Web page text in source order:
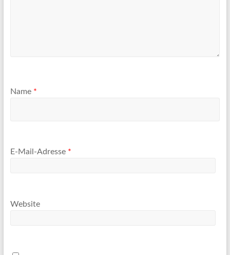
Name *
E-Mail-Adresse *
Website